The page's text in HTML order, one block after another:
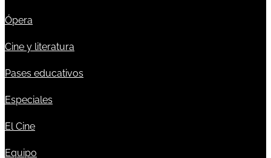
Ópera
Cine y literatura
Pases educativos
Especiales
El Cine
Equipo